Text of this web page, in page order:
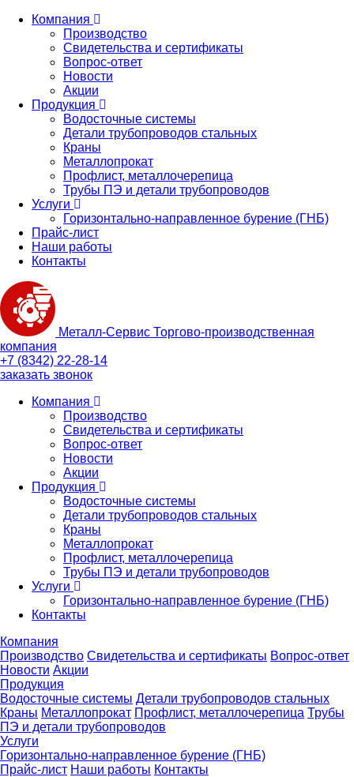
Компания
Производство
Свидетельства и сертификаты
Вопрос-ответ
Новости
Акции
Продукция
Водосточные системы
Детали трубопроводов стальных
Краны
Металлопрокат
Профлист, металлочерепица
Трубы ПЭ и детали трубопроводов
Услуги
Горизонтально-направленное бурение (ГНБ)
Прайс-лист
Наши работы
Контакты
Металл-Сервис Торгово-производственная
компания
+7 (8342) 22-28-14
заказать звонок
Компания
Производство
Свидетельства и сертификаты
Вопрос-ответ
Новости
Акции
Продукция
Водосточные системы
Детали трубопроводов стальных
Краны
Металлопрокат
Профлист, металлочерепица
Трубы ПЭ и детали трубопроводов
Услуги
Горизонтально-направленное бурение (ГНБ)
Контакты
Компания
Производство Свидетельства и сертификаты Вопрос-ответ
Новости Акции
Продукция
Водосточные системы Детали трубопроводов стальных
Краны Металлопрокат Профлист, металлочерепица Трубы
ПЭ и детали трубопроводов
Услуги
Горизонтально-направленное бурение (ГНБ)
Прайс-лист Наши работы Контакты